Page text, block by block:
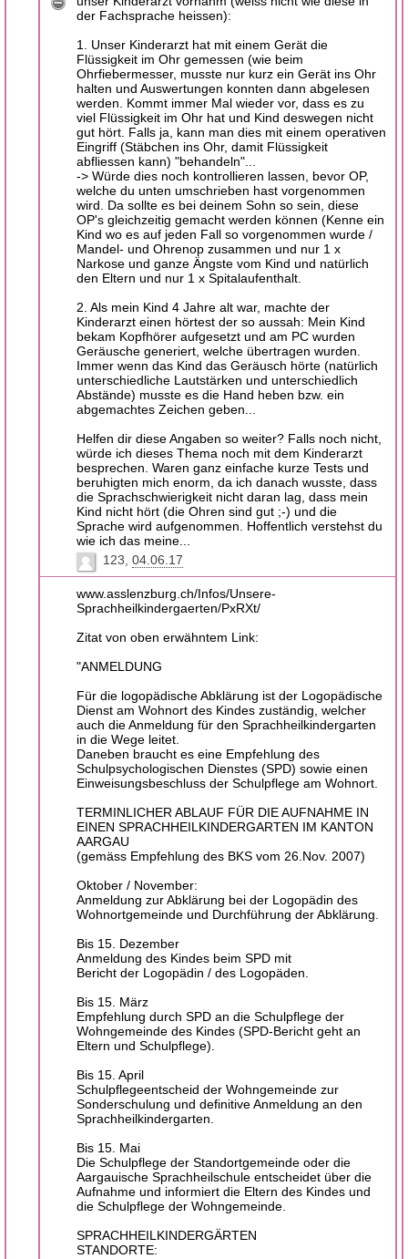
der Fachsprache heissen):
1. Unser Kinderarzt hat mit einem Gerät die
Flüssigkeit im Ohr gemessen (wie beim
Ohrfiebermesser, musste nur kurz ein Gerät ins Ohr
halten und Auswertungen konnten dann abgelesen
werden. Kommt immer Mal wieder vor, dass es zu
viel Flüssigkeit im Ohr hat und Kind deswegen nicht
gut hört. Falls ja, kann man dies mit einem operativen
Eingriff (Stäbchen ins Ohr, damit Flüssigkeit
abfliessen kann) "behandeln"...
-> Würde dies noch kontrollieren lassen, bevor OP,
welche du unten umschrieben hast vorgenommen
wird. Da sollte es bei deinem Sohn so sein, diese
OP's gleichzeitig gemacht werden können (Kenne ein
Kind wo es auf jeden Fall so vorgenommen wurde /
Mandel- und Ohrenop zusammen und nur 1 x
Narkose und ganze Ängste vom Kind und natürlich
den Eltern und nur 1 x Spitalaufenthalt.
2. Als mein Kind 4 Jahre alt war, machte der
Kinderarzt einen hörtest der so aussah: Mein Kind
bekam Kopfhörer aufgesetzt und am PC wurden
Geräusche generiert, welche übertragen wurden.
Immer wenn das Kind das Geräusch hörte (natürlich
unterschiedliche Lautstärken und unterschiedlich
Abstände) musste es die Hand heben bzw. ein
abgemachtes Zeichen geben...
Helfen dir diese Angaben so weiter? Falls noch nicht,
würde ich dieses Thema noch mit dem Kinderarzt
besprechen. Waren ganz einfache kurze Tests und
beruhigten mich enorm, da ich danach wusste, dass
die Sprachschwierigkeit nicht daran lag, dass mein
Kind nicht hört (die Ohren sind gut ;-) und die
Sprache wird aufgenommen. Hoffentlich verstehst du
wie ich das meine...
123 04.06.17
www.asslenzburg.ch/Infos/Unsere-
Sprachheilkindergaerten/PxRXt/
Zitat von oben erwähntem Link:
"ANMELDUNG
Für die logopädische Abklärung ist der Logopädische
Dienst am Wohnort des Kindes zuständig, welcher
auch die Anmeldung für den Sprachheilkindergarten
in die Wege leitet.
Daneben braucht es eine Empfehlung des
Schulpsychologischen Dienstes (SPD) sowie einen
Einweisungsbeschluss der Schulpflege am Wohnort.
TERMINLICHER ABLAUF FÜR DIE AUFNAHME IN
EINEN SPRACHHEILKINDERGARTEN IM KANTON
AARGAU
(gemäss Empfehlung des BKS vom 26.Nov. 2007)
Oktober / November:
Anmeldung zur Abklärung bei der Logopädin des
Wohnortgemeinde und Durchführung der Abklärung.
Bis 15. Dezember
Anmeldung des Kindes beim SPD mit
Bericht der Logopädin / des Logopäden.
Bis 15. März
Empfehlung durch SPD an die Schulpflege der
Wohngemeinde des Kindes (SPD-Bericht geht an
Eltern und Schulpflege).
Bis 15. April
Schulpflegeentscheid der Wohngemeinde zur
Sonderschulung und definitive Anmeldung an den
Sprachheilkindergarten.
Bis 15. Mai
Die Schulpflege der Standortgemeinde oder die
Aargauische Sprachheilschule entscheidet über die
Aufnahme und informiert die Eltern des Kindes und
die Schulpflege der Wohngemeinde.
SPRACHHEILKINDERGÄRTEN
STANDORTE: